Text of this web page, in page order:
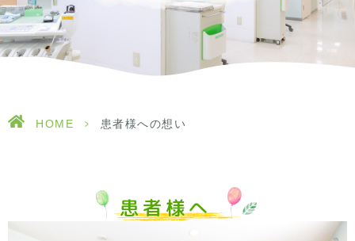
HOME > 患者様への想い
患者様へ